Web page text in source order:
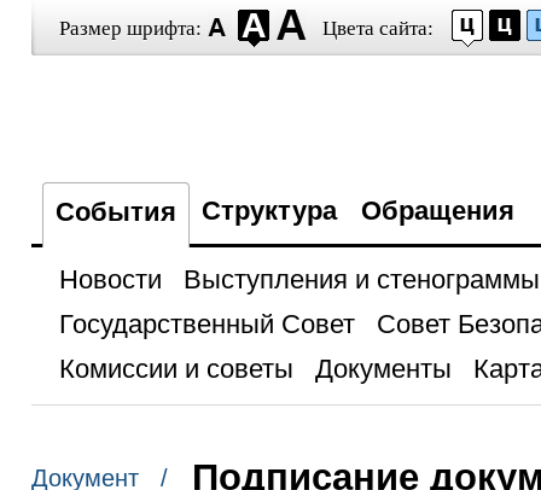
Размер шрифта: Цвета сайта:
События Структура Обращения
Новости
Выступления и стенограммы
Государственный Совет
Совет
Комиссии и советы
Документы
Документ /
Подписание